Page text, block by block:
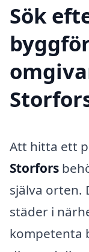
Sök
Att hitta ett
Storfors
själva orten.
städer i
kompetenta